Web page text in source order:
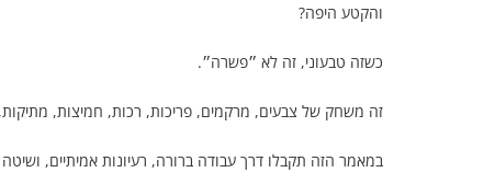
והקטע היפה?
כשזה טבעוני, זה לא ״פשרה״.
זה משחק של צבעים, מרקמים, פריכות, רכות, חמיצות,
במאמר הזה תקבלו דרך עבודה ברורה, רעיונות אמיתיים,